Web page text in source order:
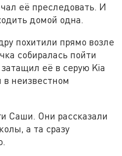
её преследовать. И
домой одна.
похитили прямо возле
собиралась пойти
её в серую Kia
в неизвестном
Саши. Они рассказали
а та сразу